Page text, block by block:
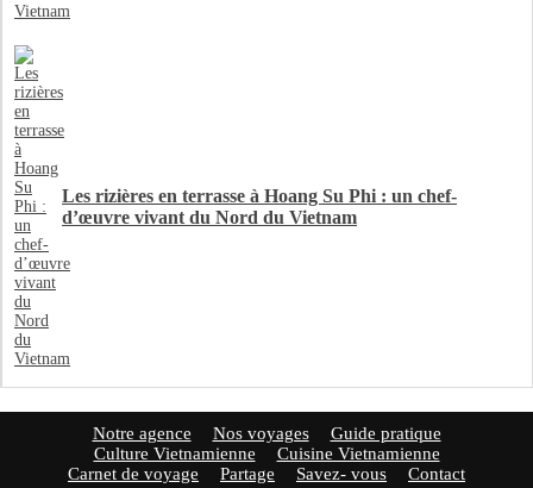
Les rizières en terrasse à Hoang Su Phi : un chef-
d’œuvre vivant du Nord du Vietnam
Notre agence Nos voyages
Guide pratique
Culture Vietnamienne
Cuisine Vietnamienne
Carnet de voyage
Partage Savez- vous Contact